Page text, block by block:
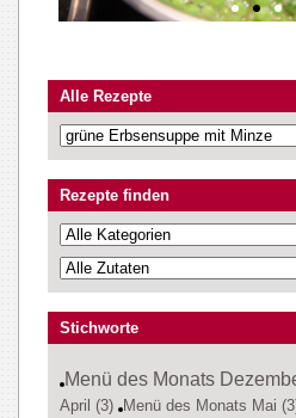
Alle Rezepte
Rezepte finden
Stichworte
Menü des Monats
April (3)
Menü des Monats Mai